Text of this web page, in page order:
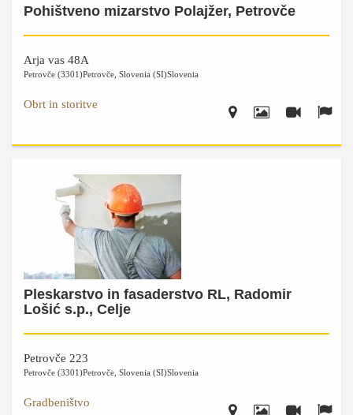
Pohištveno mizarstvo Polajžer, Petrovče
Arja vas 48A
Petrovče (3301)Petrovče Slovenia (SI)Slovenia
Obrt in storitve
Pleskarstvo in fasaderstvo RL, Radomir
Lošić s.p., Celje
Petrovče 223
Petrovče (3301)Petrovče Slovenia (SI)Slovenia
Gradbeništvo